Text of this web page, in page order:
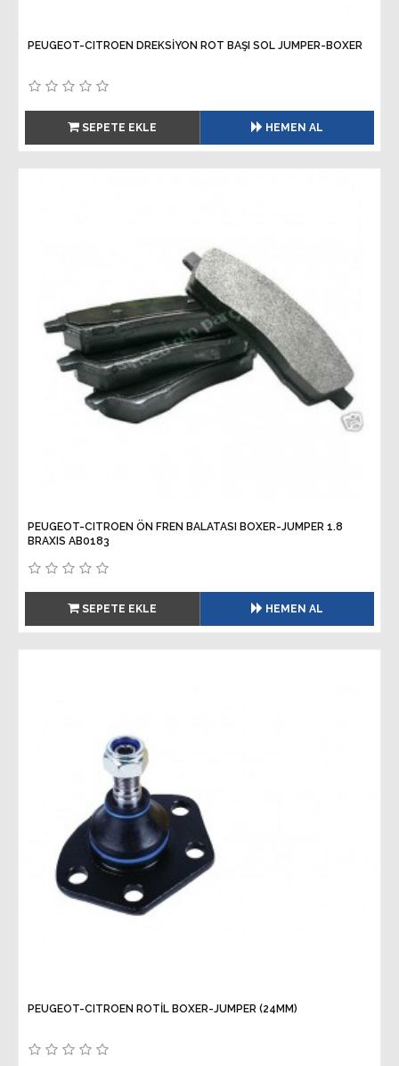
PEUGEOT-CITROEN DREKSİYON ROT BAŞI SOL JUMPER-BOXER
SEPETE EKLE HEMEN AL
PEUGEOT-CITROEN ÖN FREN BALATASI BOXER-JUMPER 1.8
BRAXIS AB0183
SEPETE EKLE HEMEN AL
PEUGEOT-CITROEN ROTİL BOXER-JUMPER (24MM)